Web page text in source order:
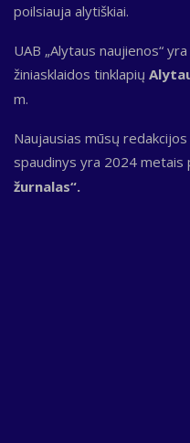
poilsiauja alytiškiai.
UAB „Alytaus naujienos“
žiniasklaidos tinklapių
m.
Naujausias mūsų
spaudinys yra 2024 metais
žurnalas“.